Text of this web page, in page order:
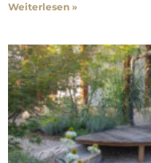
Weiterlesen »